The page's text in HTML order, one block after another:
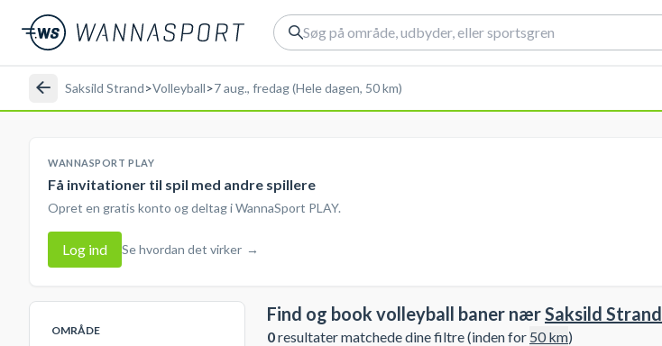
Saksild Strand>Volleyball>7 aug., fredag (Hele dagen, 50 km)
WANNASPORT PLAY
Få invitationer til spil med andre spillere
Opret en gratis konto og deltag i WannaSport PLAY.
Log ind Se hvordan det virker →
OMRÅDE
Find og book volleyball baner nærSaksild Strand
0resultater matchede dine filtre (inden for 50km)